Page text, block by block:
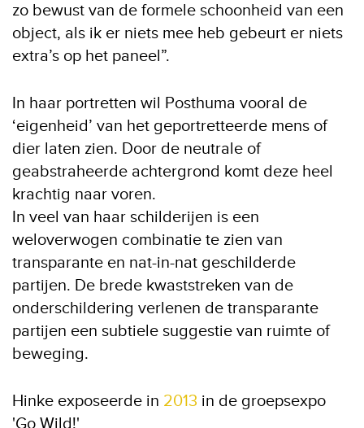
zo bewust van de formele schoonheid van een
object, als ik er niets mee heb gebeurt er niets
extra’s op het paneel”.
In haar portretten wil Posthuma vooral de
‘eigenheid’ van het geportretteerde mens of
dier laten zien. Door de neutrale of
geabstraheerde achtergrond komt deze heel
krachtig naar voren.
In veel van haar schilderijen is een
weloverwogen combinatie te zien van
transparante en nat-in-nat geschilderde
partijen. De brede kwaststreken van de
onderschildering verlenen de transparante
partijen een subtiele suggestie van ruimte of
beweging.
Hinke exposeerde in 2013 in de groepsexpo
'Go Wild!'